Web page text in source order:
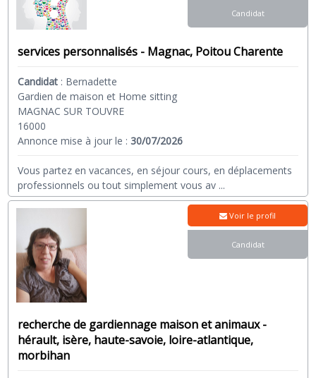
services personnalisés - Magnac, Poitou Charente
Candidat : Bernadette
Gardien de maison et Home sitting
MAGNAC SUR TOUVRE
16000
Annonce mise à jour le :30/07/2026
Vous partez en vacances, en séjour cours, en déplacements
professionnels ou tout simplement vous av ...
Candidat
recherche de gardiennage maison et animaux -
hérault, isère, haute-savoie, loire-atlantique,
morbihan
Voir le profil
Candidat